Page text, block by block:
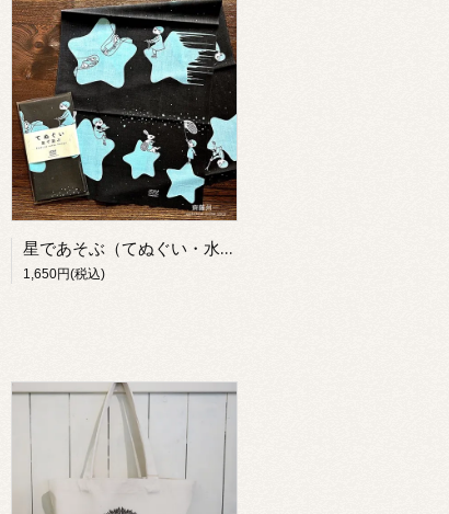
星であそぶ（てぬぐい・水色）【齋藤州一】
1,650円(税込)